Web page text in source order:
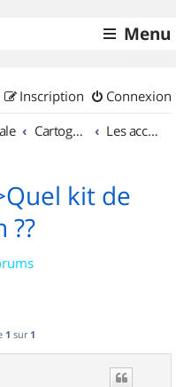
Menu
Connexion
Inscription
Cartographie et GPS Les accessoires
kit de
??
1 sur 1